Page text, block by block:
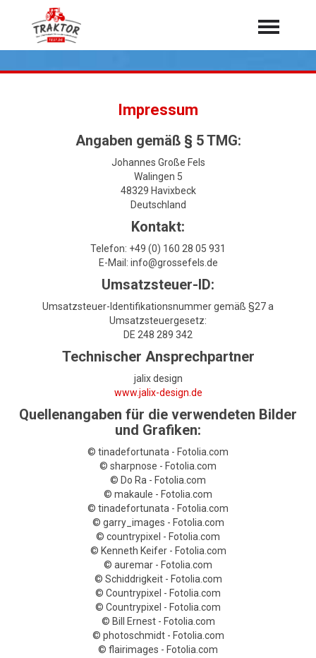
Home
Feldhäcksler
Rundballenpressen
Großpackenpressen
Teleskoplader
Hoflader
Rasentraktoren
Motorsägen
Hoflader
Freischneider
Jetzt Bewerten
Über 7.000 Testberichte
Impressum
Angaben gemäß § 5 TMG:
Johannes Große Fels
Walingen 5
48329 Havixbeck
Deutschland
Kontakt:
Telefon: +49 (0) 160 28 05 931
E-Mail: info@grossefels.de
Umsatzsteuer-ID:
Umsatzsteuer-Identifikationsnummer gemäß §27 a
Umsatzsteuergesetz:
DE 248 289 342
Technischer Ansprechpartner
jalix design
www.jalix-design.de
Quellenangaben für die verwendeten Bilder
und Grafiken:
© tinadefortunata - Fotolia.com
© sharpnose - Fotolia.com
© Do Ra - Fotolia.com
© makaule - Fotolia.com
© tinadefortunata - Fotolia.com
© garry_images - Fotolia.com
© countrypixel - Fotolia.com
© Kenneth Keifer - Fotolia.com
© auremar - Fotolia.com
© Schiddrigkeit - Fotolia.com
© Countrypixel - Fotolia.com
© Countrypixel - Fotolia.com
© Bill Ernest - Fotolia.com
© photoschmidt - Fotolia.com
© flairimages - Fotolia.com